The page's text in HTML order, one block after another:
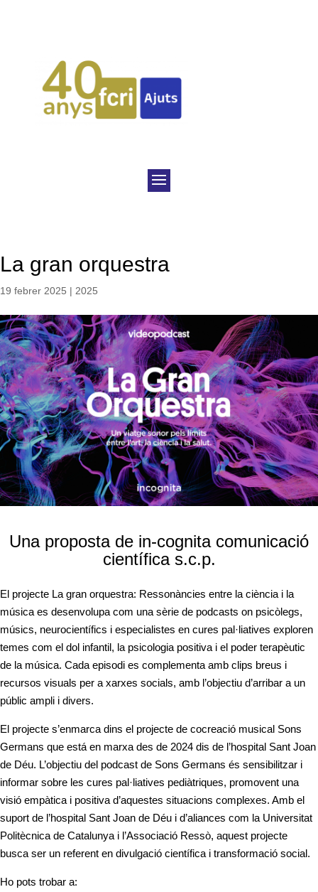
La gran orquestra
19 febrer 2025 | 2025
Una proposta de in-cognita comunicació
científica s.c.p.
El projecte La gran orquestra: Ressonàncies entre la ciència i la
música es desenvolupa com una sèrie de podcasts on psicòlegs,
músics, neurocientífics i especialistes en cures pal·liatives exploren
temes com el dol infantil, la psicologia positiva i el poder terapèutic
de la música. Cada episodi es complementa amb clips breus i
recursos visuals per a xarxes socials, amb l’objectiu d’arribar a un
públic ampli i divers.
El projecte s’enmarca dins el projecte de cocreació musical Sons
Germans que está en marxa des de 2024 dis de l’hospital Sant Joan
de Déu. L’objectiu del podcast de Sons Germans és sensibilitzar i
informar sobre les cures pal·liatives pediàtriques, promovent una
visió empàtica i positiva d’aquestes situacions complexes. Amb el
suport de l’hospital Sant Joan de Déu i d’aliances com la Universitat
Politècnica de Catalunya i l’Associació Ressò, aquest projecte
busca ser un referent en divulgació científica i transformació social.
Ho pots trobar a: